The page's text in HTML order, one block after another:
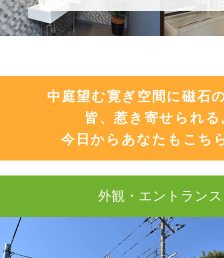
中庭望む寛ぎ空間に磁石
皆、惹き寄せられる
今日からあなたもこち
外観・エントランス